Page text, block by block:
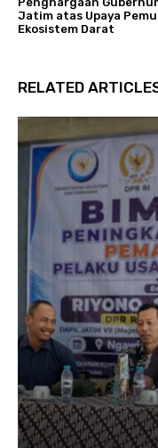
Jatim atas Upaya
Ekosistem Darat
RELATED